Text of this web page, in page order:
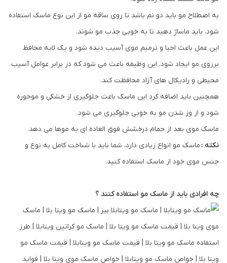
به اصطلاح مو باید دو نم باشد تا روی ساقه مو از این نوع ماسک استفاده
شود. باید ماساژ دهید تا به خوبی جذب مو شوند.
این عمل باعث احیا و ترمیم موی آسیب دیده شود و یک لایه محافظ
برروی مو ایجاد شود. این وظیفه باعث می شود که در برابر عوامل آسیب
محیطی و رادیکال های آزاد محافظت کند.
همچنین باید اضافه کرد این ماسک باعث جلوگیری از خشکی و موخوره
شود و از وز شدن مو به خوبی جلوگیری می شود.
ماسک موی بعد از حمام درخشش فوق العاده ای به موها می دهد.
نکته :ماسک مو انواع زیادی دارد، شما باید با شناخت کامل به نوع و
جنس موی خود از ماسک استفاده کنید.
چه افرادی باید از ماسک مو استفاده کنند ؟